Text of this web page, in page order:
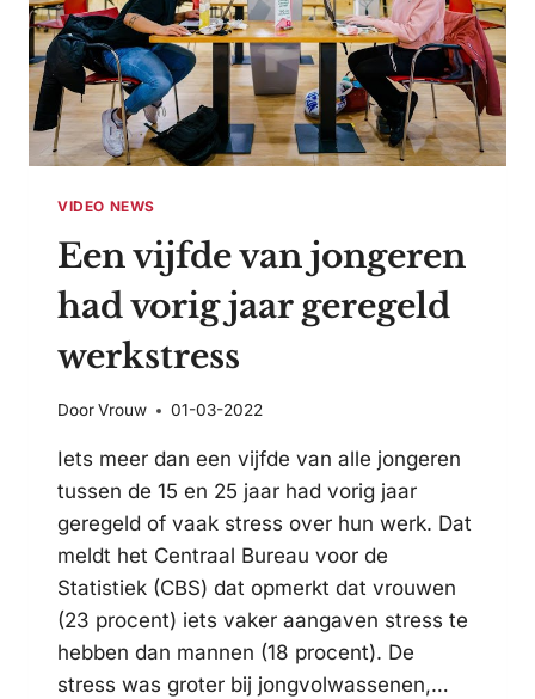
NIET
AANGERAAKT”
VIDEO NEWS
Een vijfde van jongeren
had vorig jaar geregeld
werkstress
DoorVrouw 01-03-2022
Iets meer dan een vijfde van alle jongeren
tussen de 15 en 25 jaar had vorig jaar
geregeld of vaak stress over hun werk. Dat
meldt het Centraal Bureau voor de
Statistiek (CBS) dat opmerkt dat vrouwen
(23 procent) iets vaker aangaven stress te
hebben dan mannen (18 procent). De
stress was groter bij jongvolwassenen,…